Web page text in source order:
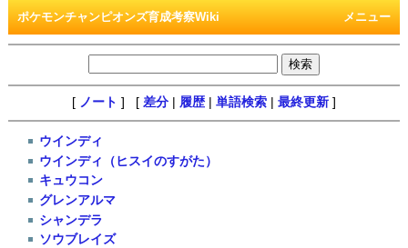
メニュー
ポケモンチャンピオンズ育成考察Wiki
[ ノート ] [ 差分 履歴 単語検索 最終更新 ]
ウインディ
ウインディ（ヒスイのすがた）
キュウコン
グレンアルマ
シャンデラ
ソウブレイズ